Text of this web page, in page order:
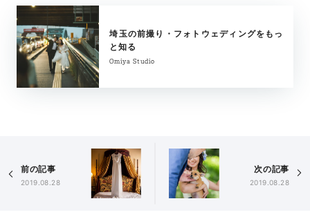
埼玉の前撮り・フォトウェディングをもっ
と知る
Omiya Studio
前の記事
2019.08.28
次の記事
2019.08.28